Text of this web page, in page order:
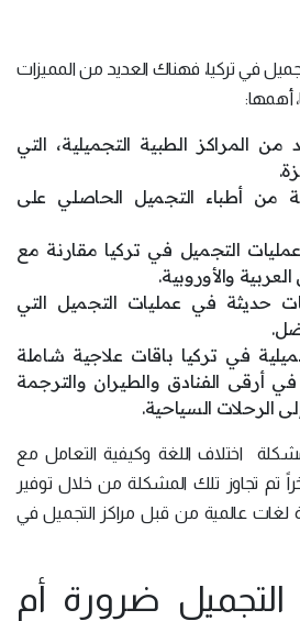
في تركيا، فهناك العديد من المميزات
أهمها:
من المراكز الطبية التجميلية، التي
من أطباء التجميل الحاصلي على
التجميل في تركيا مقارنة مع
العربية والأوروبية.
حديثة في عمليات التجميل التي
في تركيا باقات علاجية شاملة
أرقى الفنادق والطيران والترجمة
الرحلات السياحية.
اختلاف اللغة وكيفية التعامل مع
تم تجاوز تلك المشكلة من خلال توفير
لغات عالمية من قبل مراكز التجميل في
ضرورة أم